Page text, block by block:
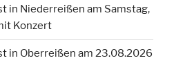
in Niederreißen am Samstag,
Konzert
in Oberreißen am 23.08.2026